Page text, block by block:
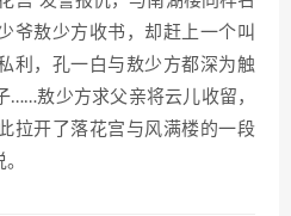
爷敖少方收书，却赶上一个叫
利，孔一白与敖少方都深为触
……敖少方求父亲将云儿收留，
拉开了落花宫与风满楼的一段